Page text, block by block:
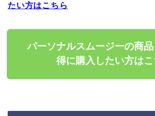
たい方はこちら
パーソナルスムージーの商
得に購入したい方はこ